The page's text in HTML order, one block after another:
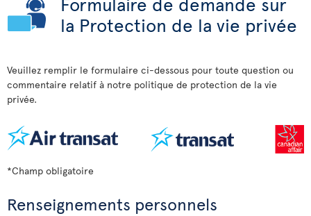
la Protection de la vie privée
Veuillez remplir le formulaire ci-dessous pour toute question ou
commentaire relatif à notre politique de protection de la vie
privée.
*Champ obligatoire
Renseignements personnels